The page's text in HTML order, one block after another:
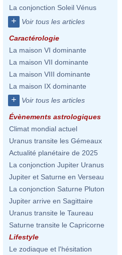
La conjonction Soleil Vénus
+ Voir tous les articles
Caractérologie
La maison VI dominante
La maison VII dominante
La maison VIII dominante
La maison IX dominante
+ Voir tous les articles
Évènements astrologiques
Climat mondial actuel
Uranus transite les Gémeaux
Actualité planétaire de 2025
La conjonction Jupiter Uranus
Jupiter et Saturne en Verseau
La conjonction Saturne Pluton
Jupiter arrive en Sagittaire
Uranus transite le Taureau
Saturne transite le Capricorne
Lifestyle
Le zodiaque et l'hésitation